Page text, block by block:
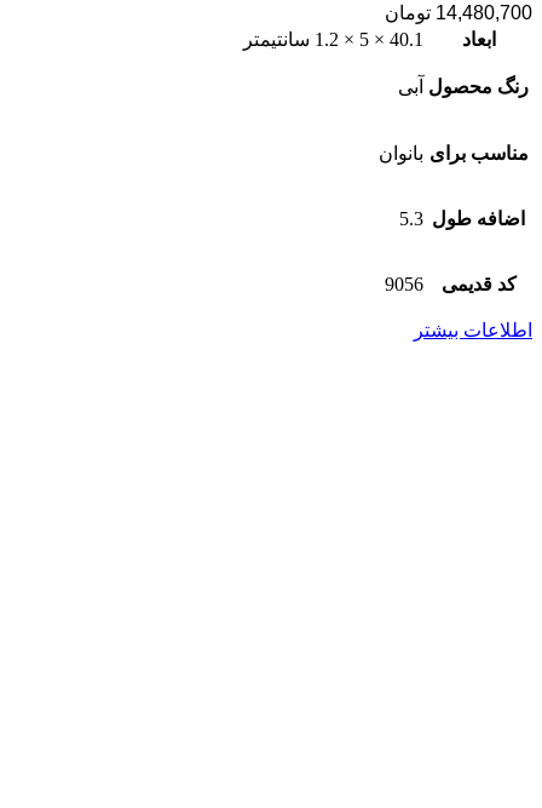
14,480,700 تومان
ابعاد
40.1 × 5 × 1.2 سانتیمتر
رنگ محصول آبی
مناسب برای بانوان
اضافه طول 5.3
کد قدیمی 9056
اطلاعات بیشتر